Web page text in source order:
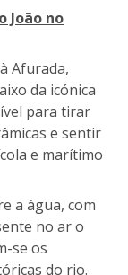
João no
Afurada,
da icónica
para tirar
e sentir
e marítimo
a água, com
no ar o
se os
do rio.